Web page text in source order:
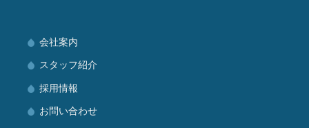
会社案内
スタッフ紹介
採用情報
お問い合わせ